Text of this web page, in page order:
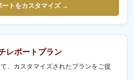
ートをカスタマイズ →
レポートプラン
、カスタマイズされたプランをご提